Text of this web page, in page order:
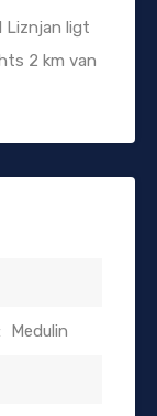
Liznjan ligt
2 km van
Medulin